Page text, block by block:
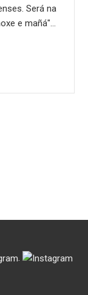
Será na
e mañá"…
.